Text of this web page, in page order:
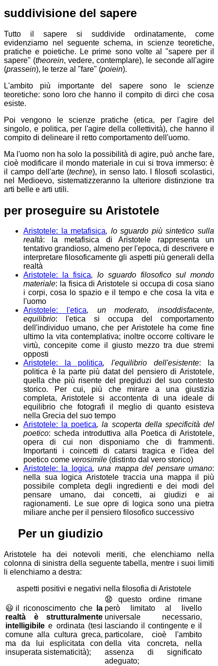
suddivisione del sapere
Tutto il sapere si suddivide ordinatamente, come
evidenziamo nel seguente schema, in scienze teoretiche,
pratiche e poietiche. Le prime sono volte al "sapere per il
sapere" (theorein, vedere, contemplare), le seconde all'agire
(prassein), le terze al "fare" (poiein).
L'ambito più importante del sapere sono le scienze
teoretiche: sono loro che hanno il compito di dirci che cosa
esiste.
Poi vengono le scienze pratiche (etica, per l'agire del
singolo, e politica, per l'agire della collettività), che hanno il
compito di delineare il retto comportamento dell'uomo.
Ma l'uomo non ha solo la possibilità di agire, può anche fare,
cioè modificare il mondo materiale in cui si trova immerso: è
il campo dell'arte (techne), in senso lato. I filosofi scolastici,
nel Medioevo, sistematizzeranno la ulteriore distinzione tra
arti belle e arti utili.
per proseguire su Aristotele
Aristotele: la metafisica, lo sguardo più sintetico sulla
realtà: la metafisica di Aristotele rappresenta un
tentativo grandioso, almeno per l'epoca, di descrivere e
interpretare filosoficamente gli aspetti più generali della
realtà
Aristotele: la fisica, lo sguardo filosofico sul mondo
materiale: la fisica di Aristotele si occupa di cosa siano
i corpi, cosa lo spazio e il tempo e che cosa la vita e
l'uomo
Aristotele: l'etica, un moderato, insoddisfacente,
equilibrio: l'etica si occupa del comportamento
dell'individuo umano, che per Aristotele ha come fine
ultimo la vita contemplativa; inoltre occorre coltivare le
virtù, concepite come il giusto mezzo tra due stremi
opposti
Aristotele: la politica, l'equilibrio dell'esistente: la
politica è la parte più datat del pensiero di Aristotele,
quella che più risente del pregiduzi del suo contesto
storico. Per cui, più che mirare a una giustizia
completa, Aristotele si accontenta di una ideale di
equilibrio che fotografi il meglio di quanto esisteva
nella Grecia del suo tempo
Aristotele: la poetica, la scoperta della specificità del
poetico: scheda introduttiva alla Poetica di Aristotele,
opera di cui non disponiamo che di frammenti.
Importanti i coincetti di catarsi tragica e l'idea del
poetico come verosimile (distinto dal vero storico)
Aristotele: la logica, una mappa del pensare umano:
nella sua logica Aristotele traccia una mappa il più
possibile completa degli ingredienti e dei modi del
pensare umano, dai concetti, ai giudizi e ai
ragionamenti. Le sue opre di logica sono una pietra
miliare anche per il pensiero filosofico successivo
Per un giudizio
Aristotele ha dei notevoli meriti, che elenchiamo nella
colonna di sinistra della seguente tabella, mentre i suoi limiti
li elenchiamo a destra:
aspetti positivi e negativi nella filosofia di Aristotele
😃 il riconoscimento che
la
realtà è strutturalmente
intelligibile e ordinata (tesi
comune alla cultura greca,
ma da lui esplicitata con
insuperata sistematicità);
😧 questo ordine rimane
però limitato al livello
universale necessario,
lasciando il contingente e il
particolare, cioè l'ambito
della vita concreta, nella
assenza di significato
adeguato;